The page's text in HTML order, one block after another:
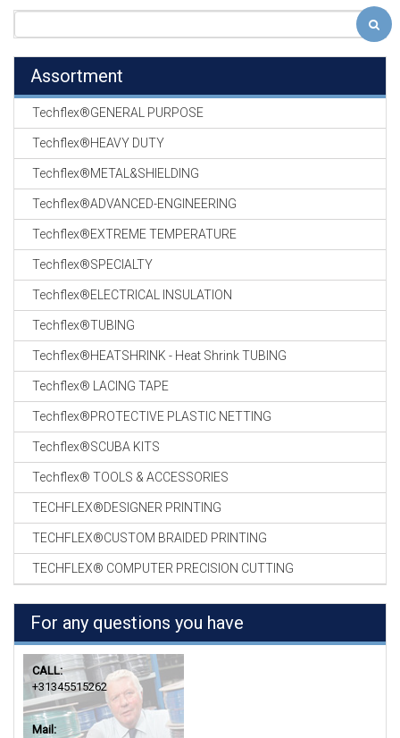
Assortment
Techflex®GENERAL PURPOSE
Techflex®HEAVY DUTY
Techflex®METAL&SHIELDING
Techflex®ADVANCED-ENGINEERING
Techflex®EXTREME TEMPERATURE
Techflex®SPECIALTY
Techflex®ELECTRICAL INSULATION
Techflex®TUBING
Techflex®HEATSHRINK - Heat Shrink TUBING
Techflex® LACING TAPE
Techflex®PROTECTIVE PLASTIC NETTING
Techflex®SCUBA KITS
Techflex® TOOLS & ACCESSORIES
TECHFLEX®DESIGNER PRINTING
TECHFLEX®CUSTOM BRAIDED PRINTING
TECHFLEX® COMPUTER PRECISION CUTTING
For any questions you have
CALL:
+31345515262
Mail: